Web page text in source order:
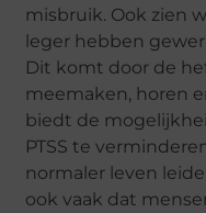
misbruik. Ook zien
leger hebben
Dit komt door de
meemaken, horen
biedt de
PTSS te
normaler leven
ook vaak dat